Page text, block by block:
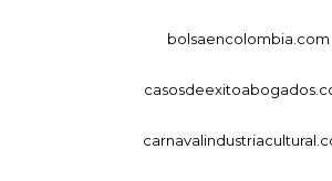
bolsaencolombia.com